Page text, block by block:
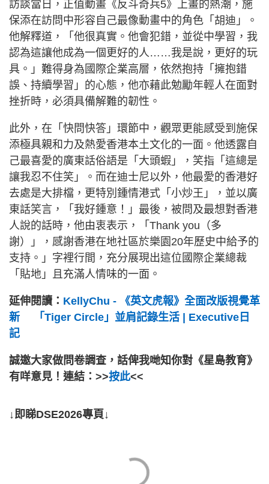
訪談當日，正值動畫《反斗奇兵5》上畫的熱潮，施
保添在訪問中形容自己最像動畫中的角色「胡迪」。
他解釋道，「他很真實。他會犯錯，並從中學習，我
認為這讓他成為一個更好的人……我是說，更好的玩
具。」難得身為國際企業高層，依然抱持「擁抱錯
誤、持續學習」的心態，他亦藉此勉勵年輕人在面對
挫折時，必須具備解難的韌性。
此外，在「快問快答」環節中，觀眾更能感受到施保
添極具親和力及熱愛香港本土文化的一面。他透露自
己最喜愛的廣東話俗語是「大頭蝦」，笑指「這總是
讓我忍不住笑」。而在迪士尼以外，他最愛的香港好
去處是大排檔，更特別鍾情港式「小炒王」，並以廣
東話笑言，「我好鍾意！」最後，被問及最想對香港
人說的話時，他由衷表示，「Thank you（多
謝）」，感謝香港在地社區於樂園20年歷史中給予的
支持。」字裡行間，充分展現出這位國際企業總裁
「貼地」且充滿人情味的一面。
延伸閱讀： KellyChu - 《英文虎報》全面改版視覺革
新 「Tiger Circle」並肩記錄生活 | Executive日
記
誠邀大家做問卷調查，話俾我哋知你對《星島教育》
有咩意見！連結：>>按此<<
↓即睇DSE2026專頁↓